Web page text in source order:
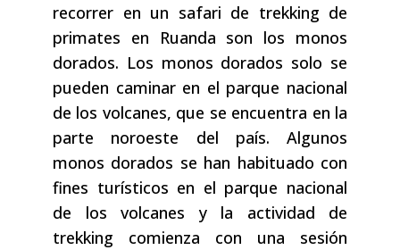
recorrer en un safari de trekking de
primates en Ruanda son los monos
dorados. Los monos dorados solo se
pueden caminar en el parque nacional
de los volcanes, que se encuentra en la
parte noroeste del país. Algunos
monos dorados se han habituado con
fines turísticos en el parque nacional
de los volcanes y la actividad de
trekking comienza con una sesión